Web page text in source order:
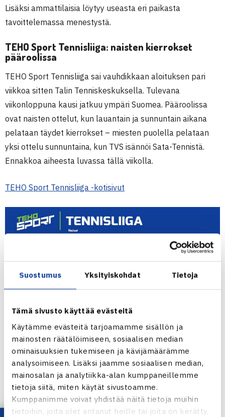
Suostumus Yksityiskohdat Tietoja
Tämä sivusto käyttää evästeitä
Käytämme evästeitä tarjoamamme sisällön ja
mainosten räätälöimiseen, sosiaalisen median
ominaisuuksien tukemiseen ja kävijämäärämme
analysoimiseen. Lisäksi jaamme sosiaalisen median,
mainosalan ja analytiikka-alan kumppaneillemme
tietoja siitä, miten käytät sivustoamme.
Kumppanimme voivat yhdistää näitä tietoja muihin
tietoihin, joita olet antanut heille tai joita on kerätty,
Lisäksi ammattilaisia löytyy useasta eri paikasta
tavoittelemassa menestystä.
TEHO Sport Tennisliiga: naisten kierrokset
pääroolissa
TEHO Sport Tennisliiga sai vauhdikkaan aloituksen pari
viikkoa sitten Talin Tenniskeskuksella. Tulevana
viikonloppuna kausi jatkuu ympäri Suomea. Pääroolissa
ovat naisten ottelut, kun lauantain ja sunnuntain aikana
pelataan täydet kierrokset – miesten puolella pelataan
yksi ottelu sunnuntaina, kun TVS isännöi Sata-Tennistä.
Ennakkoa aiheesta luvassa tällä viikolla.
TEHO Sport Tennisliiga -kotisivut
Ammattilaisia Virossa, Isossa-Britanniassa,
Turkissa ja Yhdysvalloissa
Tällä viikolla löytyy neljästä eri ammattilaisturnauksesta
pelaajia tavoittelemassa menestystä. Viime viikon
turnausvoittajistaHarri Heliövaarajatkaa Amerikan
kiertuettaan Knoxvillen ATP Challlenger -turnauksessa ja